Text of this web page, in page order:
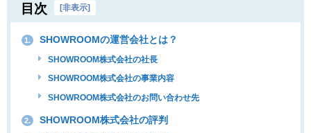
目次 [非表示]
1. SHOWROOMの運営会社とは？
SHOWROOM株式会社の社長
SHOWROOM株式会社の事業内容
SHOWROOM株式会社のお問い合わせ先
2. SHOWROOM株式会社の評判